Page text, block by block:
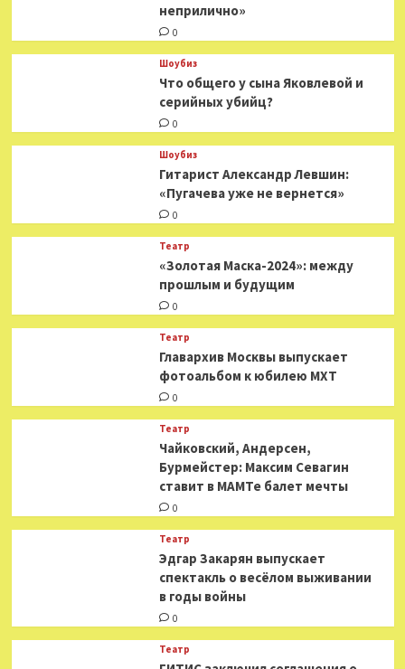
неприлично»
0
Шоубиз
Что общего у сына Яковлевой и
серийных убийц?
0
Шоубиз
Гитарист Александр Левшин:
«Пугачева уже не вернется»
0
Театр
«Золотая Маска-2024»: между
прошлым и будущим
0
Театр
​​Главархив Москвы выпускает
фотоальбом к юбилею МХТ
0
Театр
​​Чайковский, Андерсен,
Бурмейстер: Максим Севагин
ставит в МАМТе балет мечты
0
Театр
Эдгар Закарян выпускает
спектакль о весёлом выживании
в годы войны
0
Театр